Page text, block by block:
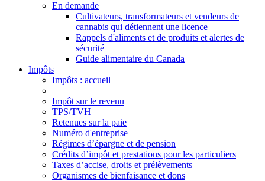
En demande
Cultivateurs, transformateurs et vendeurs de
cannabis qui détiennent une licence
Rappels d'aliments et de produits et alertes de
sécurité
Guide alimentaire du Canada
Impôts
Impôts : accueil
Impôt sur le revenu
TPS/TVH
Retenues sur la paie
Numéro d'entreprise
Régimes d’épargne et de pension
Crédits d’impôt et prestations pour les particuliers
Taxes d’accise, droits et prélèvements
Organismes de bienfaisance et dons